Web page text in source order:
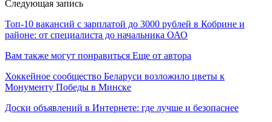
Следующая запись
Топ-10 вакансий с зарплатой до 3000 рублей в Кобрине и
районе: от специалиста до начальника ОАО
Вам также могут понравиться Еще от автора
Хоккейное сообщество Беларуси возложило цветы к
Монументу Победы в Минске
Доски объявлений в Интернете: где лучше и безопаснее